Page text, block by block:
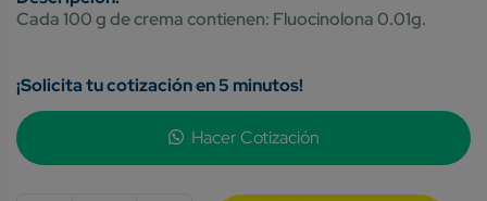
Cada 100 g de crema contienen: Fluocinolona 0.01g.
¡Solicita tu cotización en 5 minutos!
Hacer Cotización